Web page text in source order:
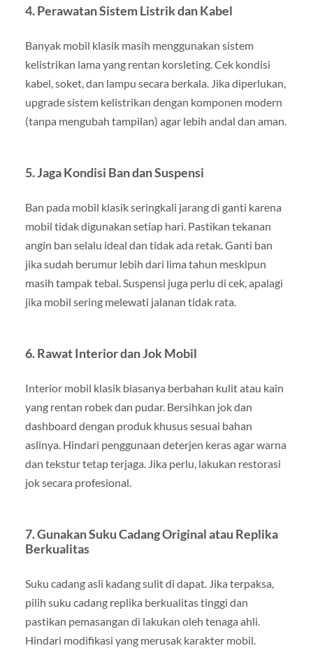
4.Perawatan Sistem Listrik dan Kabel
Banyak mobil klasik masih menggunakan sistem
kelistrikan lama yang rentan korsleting. Cek kondisi
kabel, soket, dan lampu secara berkala. Jika diperlukan,
upgrade sistem kelistrikan dengan komponen modern
(tanpa mengubah tampilan) agar lebih andal dan aman.
5.Jaga Kondisi Ban dan Suspensi
Ban pada mobil klasik seringkali jarang di ganti karena
mobil tidak digunakan setiap hari. Pastikan tekanan
angin ban selalu ideal dan tidak ada retak. Ganti ban
jika sudah berumur lebih dari lima tahun meskipun
masih tampak tebal. Suspensi juga perlu di cek, apalagi
jika mobil sering melewati jalanan tidak rata.
6.Rawat Interior dan Jok Mobil
Interior mobil klasik biasanya berbahan kulit atau kain
yang rentan robek dan pudar. Bersihkan jok dan
dashboard dengan produk khusus sesuai bahan
aslinya. Hindari penggunaan deterjen keras agar warna
dan tekstur tetap terjaga. Jika perlu, lakukan restorasi
jok secara profesional.
7.Gunakan Suku Cadang Original atau Replika
Berkualitas
Suku cadang asli kadang sulit di dapat. Jika terpaksa,
pilih suku cadang replika berkualitas tinggi dan
pastikan pemasangan di lakukan oleh tenaga ahli.
Hindari modifikasi yang merusak karakter mobil.